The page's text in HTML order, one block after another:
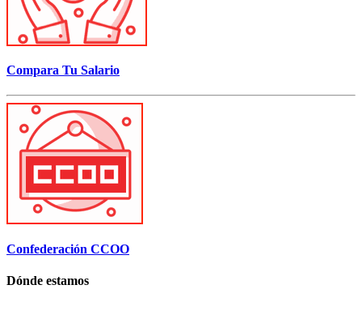
Compara Tu Salario
Confederación CCOO
Dónde estamos